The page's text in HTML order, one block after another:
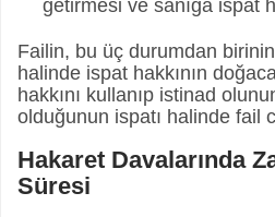
getirmesi ve sanığa ispat
Failin, bu üç durumdan
halinde ispat hakkının
hakkını kullanıp istinad
olduğunun ispatı halinde fail
Hakaret Davalarında
Süresi